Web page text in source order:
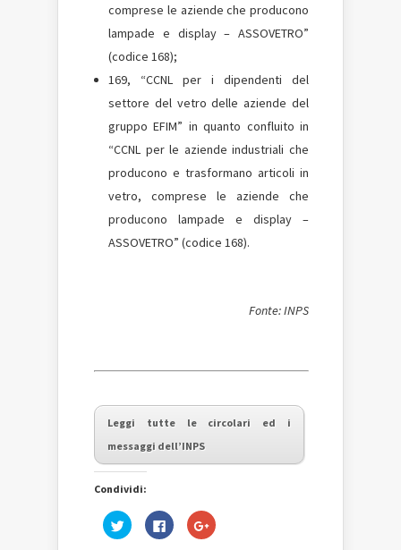
comprese le aziende che producono
lampade e display – ASSOVETRO”
(codice 168);
169, “CCNL per i dipendenti del
settore del vetro delle aziende del
gruppo EFIM” in quanto confluito in
“CCNL per le aziende industriali che
producono e trasformano articoli in
vetro, comprese le aziende che
producono lampade e display –
ASSOVETRO” (codice 168).
Fonte: INPS
Leggi tutte le circolari ed i
messaggi dell’INPS
Condividi:
Fai
clic
Fai
clic
Fai
clic